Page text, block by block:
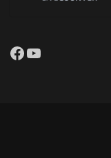
Facebook
YouTube